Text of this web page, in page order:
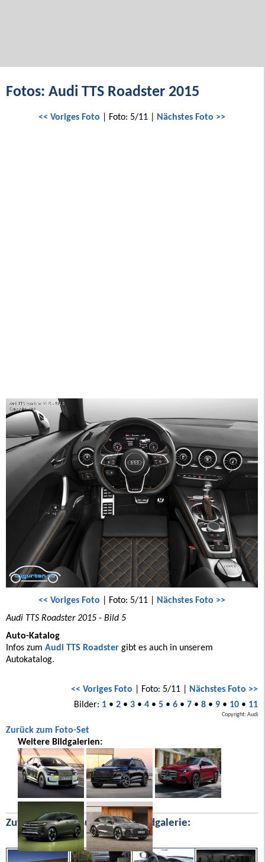
Fotos: Audi TTS Roadster 2015
<< Voriges Foto | Foto: 5/11 | Nächstes Foto >>
<< Voriges Foto | Foto: 5/11 | Nächstes Foto >>
Audi TTS Roadster 2015 - Bild 5
Auto-Katalog
Infos zum Audi TTS Roadster gibt es auch in unserem
Autokatalog.
<< Voriges Foto | Foto: 5/11 | Nächstes Foto >>
Bilder: 1• 2• 3• 4• 5• 6• 7• 8• 9• 10• 11
Copyright: Audi
Zurück zum Foto-Set
Weitere Bildgalerien:
Zufällige Bilder aus unserer Bildgalerie: